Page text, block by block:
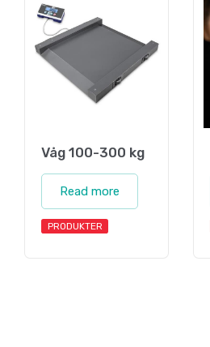
Våg 100-300 kg
Read more
PRODUKTER